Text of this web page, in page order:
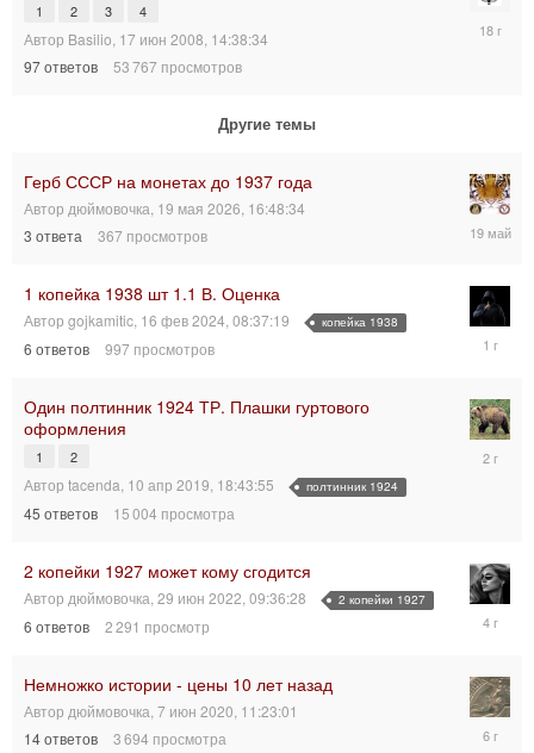
1 2 3 4
Автор Basilio, 17 июн 2008, 14:38:34
97ответов 53 767 просмотров
23
Другие темы
Герб СССР на монетах до 1937 года
Автор дюймовочка, 19 мая 2026, 16:48:34
3 ответа 367 просмотров
19
18:59:53
1 копейка 1938 шт 1.1 В. Оценка
Автор gojkamitic, 16 фев 2024, 08:37:19 копейка 1938
6 ответов 997 просмотров
18
14:24:32
Один полтинник 1924 ТР. Плашки гуртового
оформления
1 2
Автор tacenda 10 апр 2019, 18:43:55 полтинник 1924
45 ответов 15 004 просмотра
2 копейки 1927 может кому сгодится
Автор дюймовочка 29 июн 2022, 09:36:28 2 копейки 1927
6 ответов 2 291 просмотр
13:26:17
Немножко истории - цены 10 лет назад
Автор дюймовочка 7 июн 2020, 11:23:01
14ответов 3 694 просмотра
18